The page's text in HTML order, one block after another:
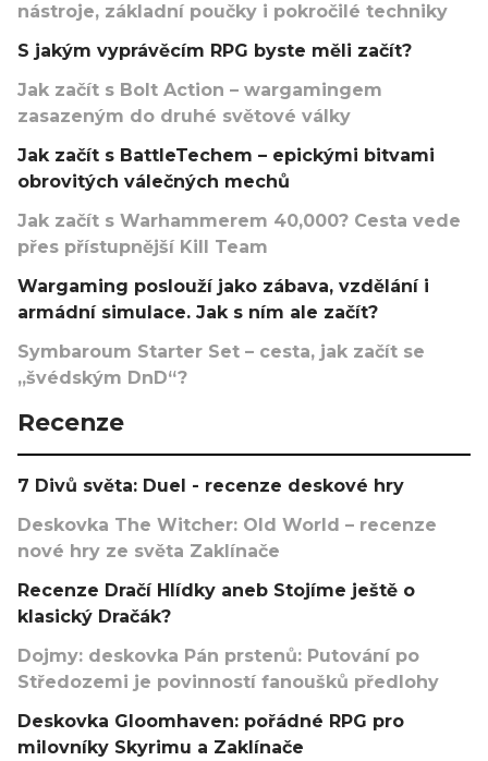
nástroje, základní poučky i pokročilé techniky
S jakým vyprávěcím RPG byste měli začít?
Jak začít s Bolt Action – wargamingem
zasazeným do druhé světové války
Jak začít s BattleTechem – epickými bitvami
obrovitých válečných mechů
Jak začít s Warhammerem 40,000? Cesta vede
přes přístupnější Kill Team
Wargaming poslouží jako zábava, vzdělání i
armádní simulace. Jak s ním ale začít?
Symbaroum Starter Set – cesta, jak začít se
„švédským DnD“?
Recenze
7 Divů světa: Duel - recenze deskové hry
Deskovka The Witcher: Old World – recenze
nové hry ze světa Zaklínače
Recenze Dračí Hlídky aneb Stojíme ještě o
klasický Dračák?
Dojmy: deskovka Pán prstenů: Putování po
Středozemi je povinností fanoušků předlohy
Deskovka Gloomhaven: pořádné RPG pro
milovníky Skyrimu a Zaklínače